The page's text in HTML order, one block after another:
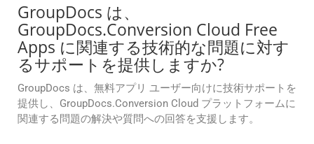
GroupDocs は、
GroupDocs.Conversion Cloud Free
Apps に関連する技術的な問題に対す
るサポートを提供しますか?
GroupDocs は、無料アプリ ユーザー向けに技術サポートを
提供し、GroupDocs.Conversion Cloud プラットフォームに
関連する問題の解決や質問への回答を支援します。